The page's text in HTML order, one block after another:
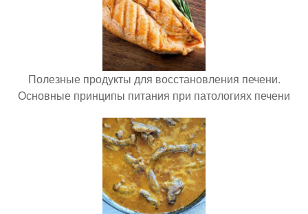
Полезные продукты для восстановления печени.
Основные принципы питания при патологиях печени